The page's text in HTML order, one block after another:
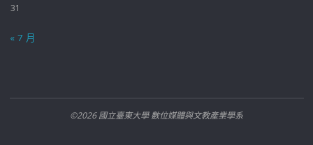
31
« 7 月
©2026 國立臺東大學 數位媒體與文教產業學系